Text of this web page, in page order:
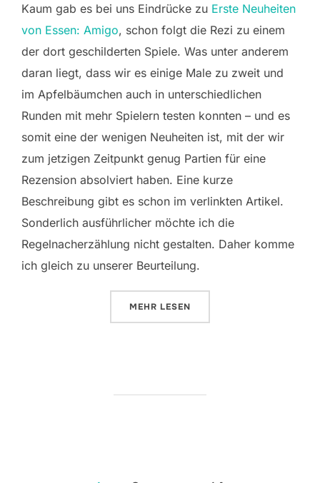
Kaum gab es bei uns Eindrücke zu Erste Neuheiten
von Essen: Amigo, schon folgt die Rezi zu einem
der dort geschilderten Spiele. Was unter anderem
daran liegt, dass wir es einige Male zu zweit und
im Apfelbäumchen auch in unterschiedlichen
Runden mit mehr Spielern testen konnten – und es
somit eine der wenigen Neuheiten ist, mit der wir
zum jetzigen Zeitpunkt genug Partien für eine
Rezension absolviert haben. Eine kurze
Beschreibung gibt es schon im verlinkten Artikel.
Sonderlich ausführlicher möchte ich die
Regelnacherzählung nicht gestalten. Daher komme
ich gleich zu unserer Beurteilung.
MEHR ÜBER „GIPFELSTÜRMER“
LESEN